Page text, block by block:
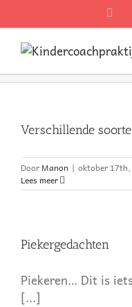
naar
inhoud
Verschillende
Door Manon | oktober
Lees meer
Piekergedachten
Piekeren… Dit is
[...]